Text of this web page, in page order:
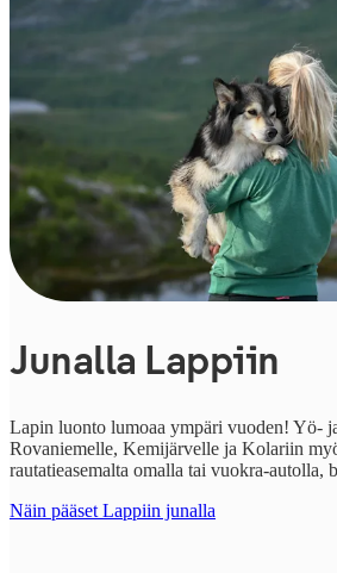
Junalla Lappiin
Lapin luonto lumoaa ympäri vuoden! Yö-
Rovaniemelle, Kemijärvelle ja Kolariin
rautatieasemalta omalla tai vuokra-autolla,
Näin pääset Lappiin junalla